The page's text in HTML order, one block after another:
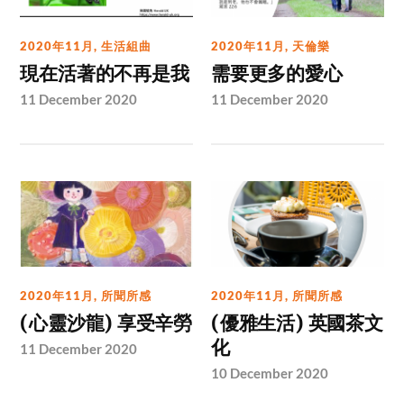
2020年11月,生活組曲
現在活著的不再是我
11 December 2020
2020年11月, 天倫樂
需要更多的愛心
11 December 2020
2020年11月, 所聞所感
(心靈沙龍) 享受辛勞
11 December 2020
2020年11月, 所聞所感
(優雅生活) 英國茶文
化
10 December 2020